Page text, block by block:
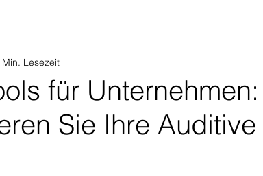
für Unternehmen:
Sie Ihre Auditive
Min. Lesezeit